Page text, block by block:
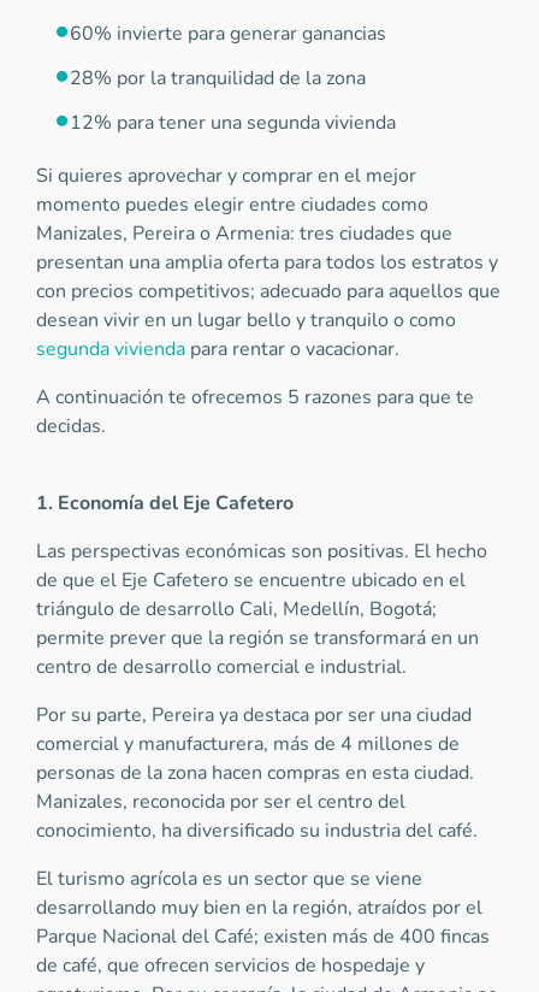
60% invierte para generar ganancias
28% por la tranquilidad de la zona
12% para tener una segunda vivienda
Si quieres aprovechar y comprar en el mejor
momento puedes elegir entre ciudades como
Manizales, Pereira o Armenia: tres ciudades que
presentan una amplia oferta para todos los estratos y
con precios competitivos; adecuado para aquellos que
desean vivir en un lugar bello y tranquilo o como
segunda vivienda para rentar o vacacionar.
A continuación te ofrecemos 5 razones para que te
decidas.
1. Economía del Eje Cafetero
Las perspectivas económicas son positivas. El hecho
de que el Eje Cafetero se encuentre ubicado en el
triángulo de desarrollo Cali, Medellín, Bogotá;
permite prever que la región se transformará en un
centro de desarrollo comercial e industrial.
Por su parte, Pereira ya destaca por ser una ciudad
comercial y manufacturera, más de 4 millones de
personas de la zona hacen compras en esta ciudad.
Manizales, reconocida por ser el centro del
conocimiento, ha diversificado su industria del café.
El turismo agrícola es un sector que se viene
desarrollando muy bien en la región, atraídos por el
Parque Nacional del Café; existen más de 400 fincas
de café, que ofrecen servicios de hospedaje y